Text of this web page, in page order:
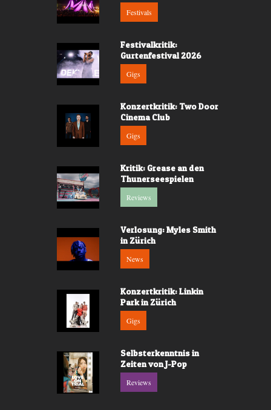
Festivals
Festivalkritik:
Gurtenfestival 2026
Gigs
Konzertkritik: Two Door
Cinema Club
Gigs
Kritik: Grease an den
Thunerseespielen
Reviews
Verlosung: Myles Smith
in Zürich
News
Konzertkritik: Linkin
Park in Zürich
Gigs
Selbsterkenntnis in
Zeiten von J-Pop
Reviews